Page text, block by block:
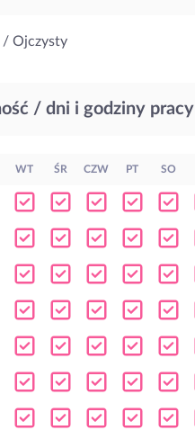
/ Ojczysty
/ dni i godziny pracy
WT ŚR CZW PT SO